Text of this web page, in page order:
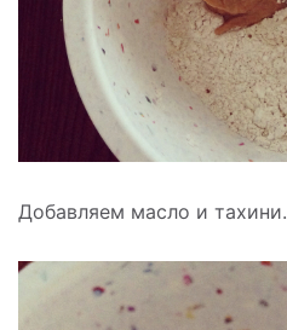
Добавляем масло и тахини.